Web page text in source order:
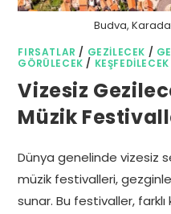
Budva,
FIRSATLAR / GEZILECEK /
GÖRÜLECEK / KEŞFEDILECEK
Vizesiz
Müzik
Dünya genelinde vizesiz
müzik festivalleri,
sunar. Bu festivaller,